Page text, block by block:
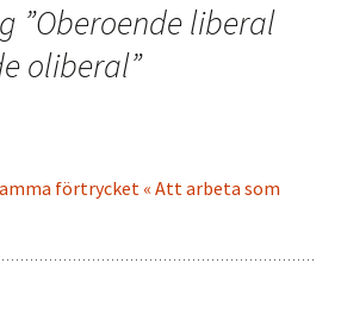
”Oberoende liberal
oliberal”
förtrycket « Att arbeta som